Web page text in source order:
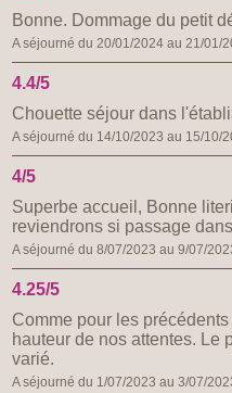
Bonne. Dommage du petit
A séjourné du 20/01/2024 au 21/01/
4.4/5
Chouette séjour dans
A séjourné du 14/10/2023 au 15/10/
4/5
Superbe accueil, Bonne
reviendrons si passage
A séjourné du 8/07/2023 au 9/07/
4.25/5
Comme pour les
hauteur de nos attentes. Le
varié.
A séjourné du 1/07/2023 au 3/07/